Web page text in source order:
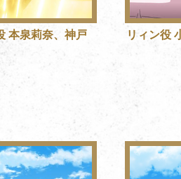
本泉莉奈、神戸
リィン役